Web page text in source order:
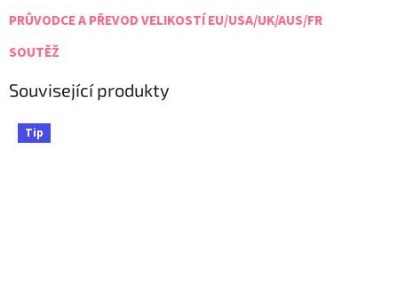
PRŮVODCE A PŘEVOD VELIKOSTÍ EU/USA/UK/AUS/FR
SOUTĚŽ
Související produkty
Tip